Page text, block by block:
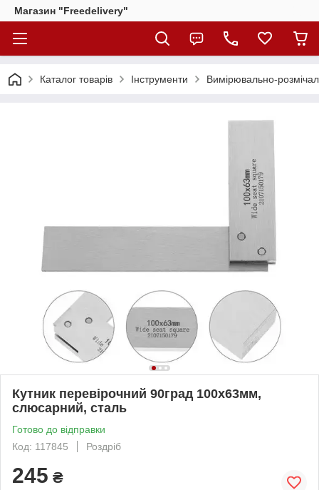
Магазин "Freedelivery"
Каталог товарів Інструменти Вимірювально-
Кутник перевірочний 90град 100x63мм,
слюсарний, сталь
Готово до відправки
Код: 117845
Роздріб
245 ₴